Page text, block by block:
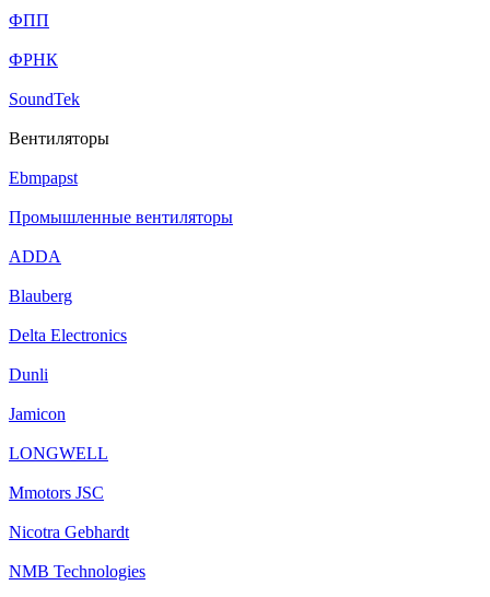
ФПП
ФРНК
SoundTek
Вентиляторы
Ebmpapst
Промышленные вентиляторы
ADDA
Blauberg
Delta Electronics
Dunli
Jamicon
LONGWELL
Mmotors JSC
Nicotra Gebhardt
NMB Technologies